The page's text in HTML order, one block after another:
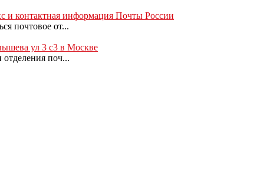
контактная информация Почты России
почтовое от...
ул 3 с3 в Москве
поч...